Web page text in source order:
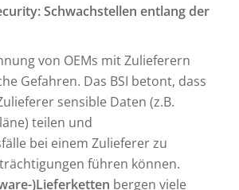
Schwachstellen entlang der
von OEMs mit Zulieferern
Gefahren. Das BSI betont, dass
sensible Daten (z.B.
teilen und
bei einem Zulieferer zu
führen können.
)Lieferketten bergen viele